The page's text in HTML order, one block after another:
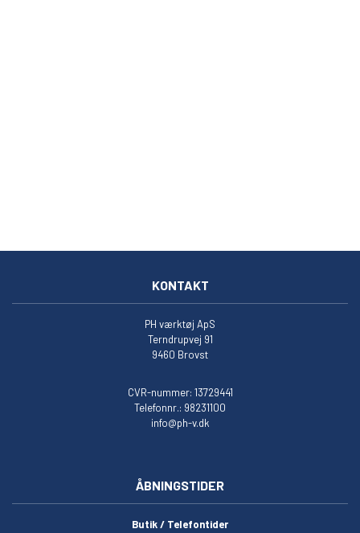
KONTAKT
PH værktøj ApS
Terndrupvej 91
9460 Brovst
CVR-nummer: 13729441
Telefonnr.: 98231100
info@ph-v.dk
ÅBNINGSTIDER
Butik / Telefontider